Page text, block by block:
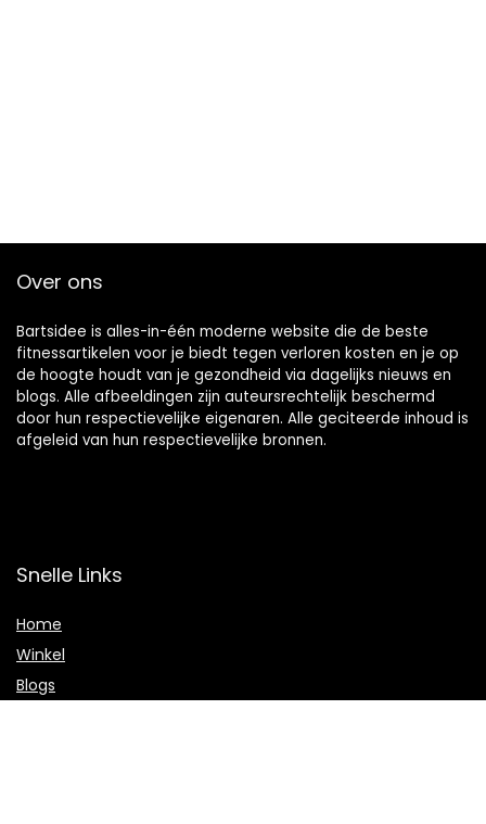
Over ons
Bartsidee is alles-in-één moderne website die de beste
fitnessartikelen voor je biedt tegen verloren kosten en je op
de hoogte houdt van je gezondheid via dagelijks nieuws en
blogs. Alle afbeeldingen zijn auteursrechtelijk beschermd
door hun respectievelijke eigenaren. Alle geciteerde inhoud is
afgeleid van hun respectievelijke bronnen.
Snelle Links
Home
Winkel
Blogs